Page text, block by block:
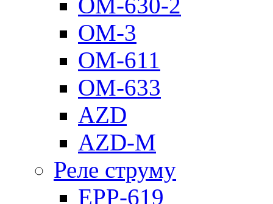
ОМ-630-2
ОМ-3
ОМ-611
ОМ-633
AZD
AZD-M
Реле струму
EPP-619